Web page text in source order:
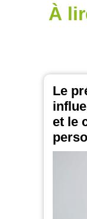
À
Le
et le